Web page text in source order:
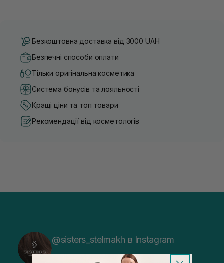
Безкоштовна доставка від 3000 UAH
Безпечні способи оплати
Тільки оригінальна косметика
Система бонусів та лояльності
Кращі ціни та топ товари
Рекомендації від косметологів
@sisters_stelmakh в Instagram